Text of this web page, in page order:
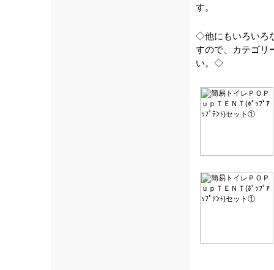
す。
◇他にもいろいろ
すので、カテゴリ
い。◇